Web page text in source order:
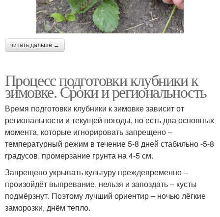
читать дальше →
Процесс подготовки клубники к
зимовке. Сроки и региональность
Время подготовки клубники к зимовке зависит от
региональности и текущей погоды, но есть два основных
момента, которые игнорировать запрещено –
температурный режим в течение 5-8 дней стабильно -5-8
градусов, промерзание грунта на 4-5 см.
Запрещено укрывать культуру преждевременно –
произойдёт выпревание, нельзя и запоздать – кусты
подмёрзнут. Поэтому лучший ориентир – ночью лёгкие
заморозки, днём тепло.